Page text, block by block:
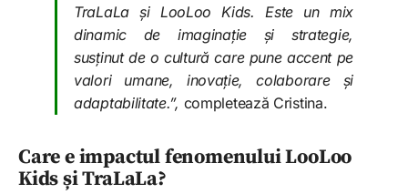
TraLaLa și LooLoo Kids. Este un mix
dinamic de imaginație și strategie,
susținut de o cultură care pune accent pe
valori umane, inovație, colaborare și
adaptabilitate.”, completează Cristina.
Care e impactul fenomenului LooLoo
Kids și TraLaLa?